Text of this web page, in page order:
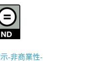
-非商業性-